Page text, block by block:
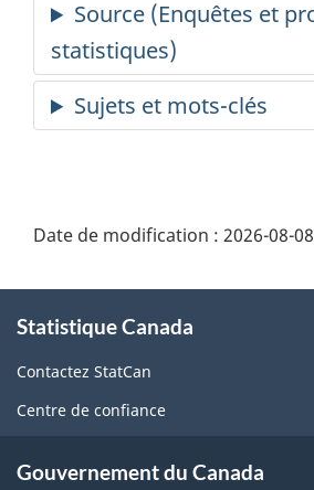
Date de modification : 2026-08-08
propos
de
ce
Statistique Canada
Contactez StatCan
Centre de confiance
Gouvernement du Canada